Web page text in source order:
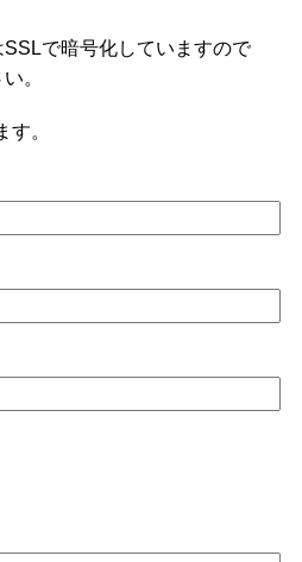
で暗号化していますので
。
。